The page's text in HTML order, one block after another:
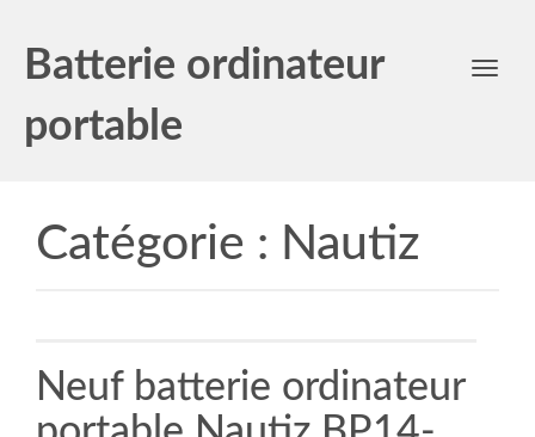
Batterie ordinateur
portable
Toggle
Catégorie : Nautiz
Neuf batterie ordinateur